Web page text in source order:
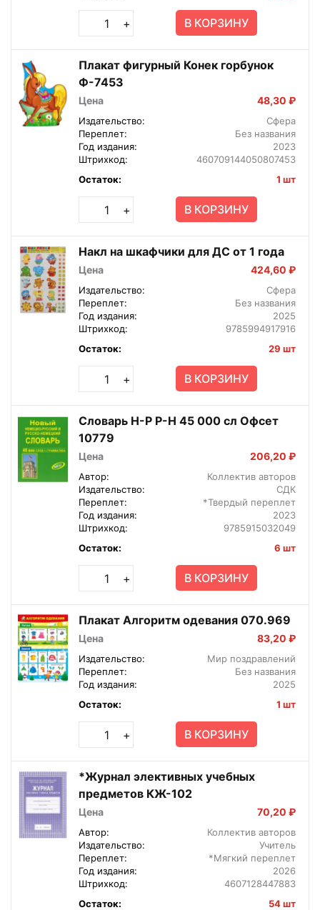
+ В КОРЗИНУ
Плакат фигурный Конек горбунок
Ф-7453
Цена 48,30 ₽
Издательство:
Сфера
Переплет:
Без названия
Год издания:
2023
Штрихкод:
460709144050807453
Остаток:
1 шт
+ В КОРЗИНУ
Накл на шкафчики для ДС от 1 года
Цена 424,60 ₽
Издательство:
Сфера
Переплет:
Без названия
Год издания:
2025
Штрихкод:
9785994917916
Остаток:
29 шт
+ В КОРЗИНУ
Словарь Н-Р Р-Н 45 000 сл Офсет
10779
Цена 206,20 ₽
Автор:
Коллектив авторов
Издательство:
СДК
Переплет:
*Твердый переплет
Год издания:
2023
Штрихкод:
9785915032049
Остаток:
6 шт
+ В КОРЗИНУ
Плакат Алгоритм одевания 070.969
Цена 83,20 ₽
Издательство:
Мир поздравлений
Переплет:
Без названия
Год издания:
2025
Остаток:
1 шт
+ В КОРЗИНУ
*Журнал элективных учебных
предметов КЖ-102
Цена 70,20 ₽
Автор:
Коллектив авторов
Издательство:
Учитель
Переплет:
*Мягкий переплет
Год издания:
2026
Штрихкод:
4607128447883
Остаток:
54 шт